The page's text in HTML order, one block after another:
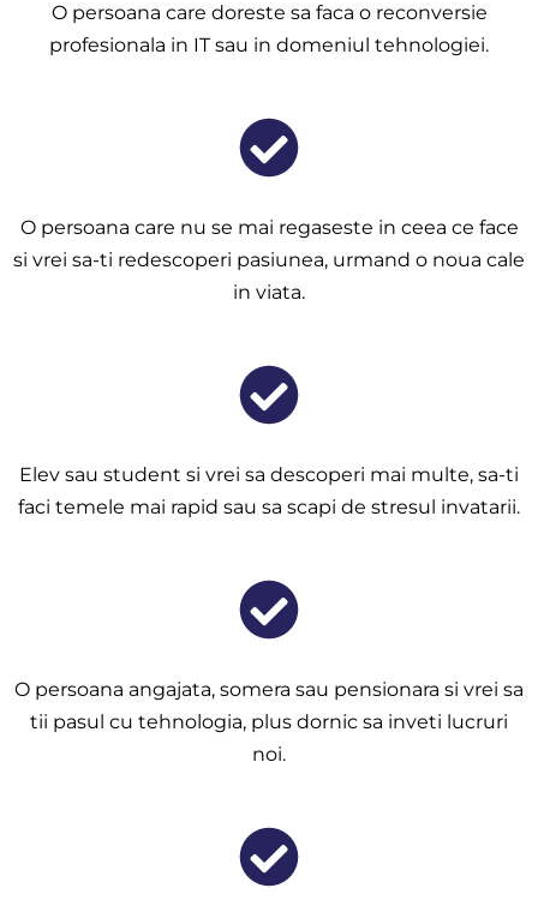
O persoana care doreste sa faca o reconversie
profesionala in IT sau in domeniul tehnologiei.
O persoana care nu se mai regaseste in ceea ce face
si vrei sa-ti redescoperi pasiunea, urmand o noua cale
in viata.
Elev sau student si vrei sa descoperi mai multe, sa-ti
faci temele mai rapid sau sa scapi de stresul invatarii.
O persoana angajata, somera sau pensionara si vrei sa
tii pasul cu tehnologia, plus dornic sa inveti lucruri
noi.